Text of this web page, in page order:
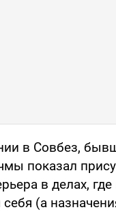
в Совбез,
показал
в делах,
себя (а